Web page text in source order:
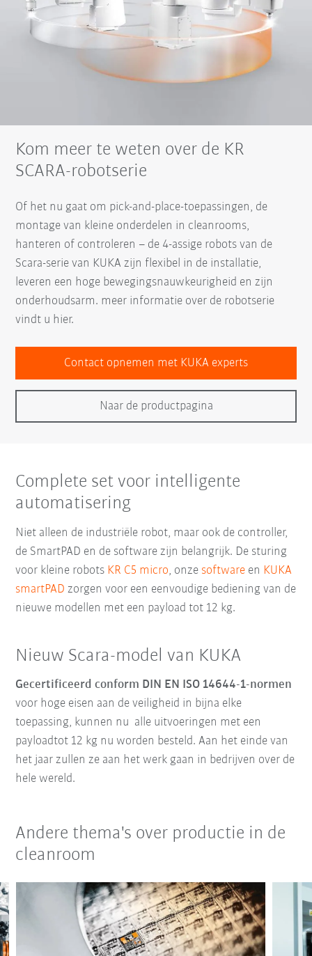
Kom meer te weten over de KR
SCARA-robotserie
Of het nu gaat om pick-and-place-toepassingen, de
montage van kleine onderdelen in cleanrooms,
hanteren of controleren – de 4-assige robots van de
Scara-serie van KUKA zijn flexibel in de installatie,
leveren een hoge bewegingsnauwkeurigheid en zijn
onderhoudsarm. meer informatie over de robotserie
vindt u hier.
Contact opnemen met KUKA experts
Naar de productpagina
Complete set voor intelligente
automatisering
Niet alleen de industriële robot, maar ook de controller,
de SmartPAD en de software zijn belangrijk. De sturing
voor kleine robots KR C5 micro, onze software en KUKA
smartPAD zorgen voor een eenvoudige bediening van de
nieuwe modellen met een payload tot 12 kg.
Nieuw Scara-model van KUKA
Gecertificeerd conform DIN EN ISO 14644-1-normen
voor hoge eisen aan de veiligheid in bijna elke
toepassing, kunnen nu alle uitvoeringen met een
payloadtot 12 kg nu worden besteld. Aan het einde van
het jaar zullen ze aan het werk gaan in bedrijven over de
hele wereld.
Andere thema's over productie in de
cleanroom